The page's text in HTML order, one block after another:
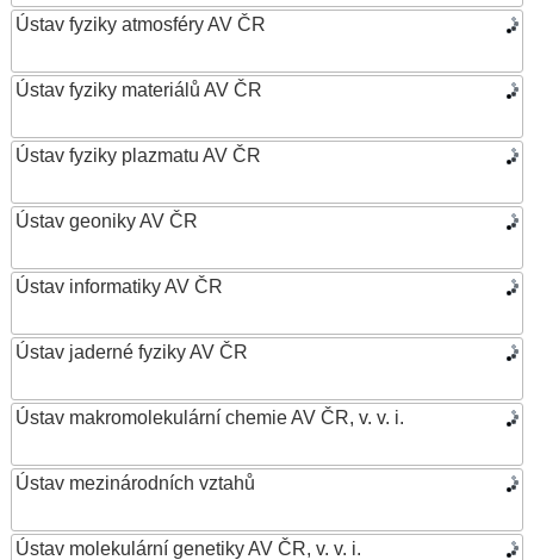
Ústav fyziky atmosféry AV ČR
Ústav fyziky materiálů AV ČR
Ústav fyziky plazmatu AV ČR
Ústav geoniky AV ČR
Ústav informatiky AV ČR
Ústav jaderné fyziky AV ČR
Ústav makromolekulární chemie AV ČR, v. v. i.
Ústav mezinárodních vztahů
Ústav molekulární genetiky AV ČR, v. v. i.